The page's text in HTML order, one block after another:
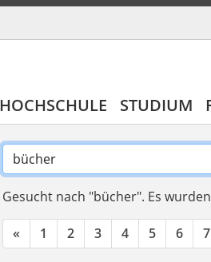
HOCHSCHULE STUDIUM
Gesucht nach "bücher". Es
« 1 2 3 4 5 6 7